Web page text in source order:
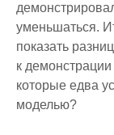
уменьшаться.
показать
к
которые едва
моделью?